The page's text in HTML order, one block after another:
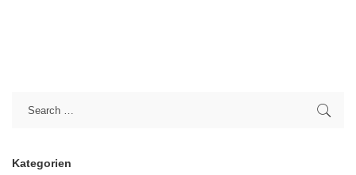
Kategorien